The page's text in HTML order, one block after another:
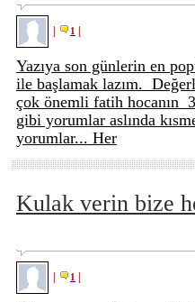
1
Yazıya son günlerin en
ile başlamak lazım.
çok önemli fatih hocanın
gibi yorumlar aslında
yorumlar... Her
Kulak verin bize
1